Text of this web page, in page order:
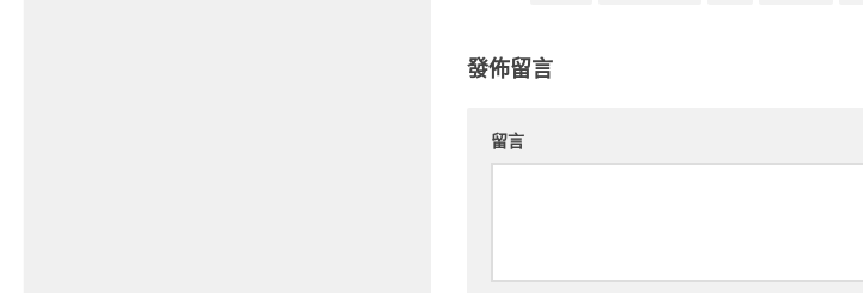
發佈留言
留言